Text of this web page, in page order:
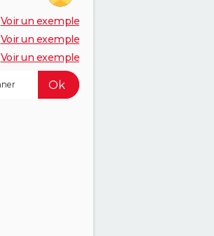
Voir un exemple
Voir un exemple
Voir un exemple